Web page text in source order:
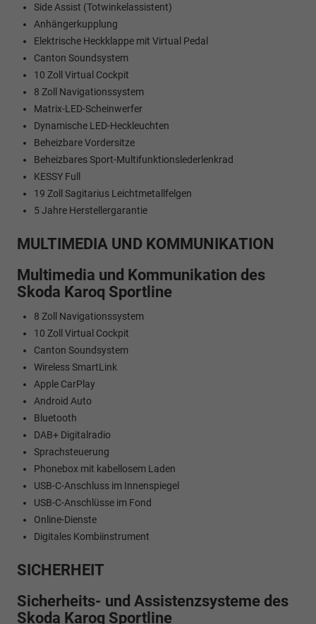
Side Assist (Totwinkelassistent)
Anhängerkupplung
Elektrische Heckklappe mit Virtual Pedal
Canton Soundsystem
10 Zoll Virtual Cockpit
8 Zoll Navigationssystem
Matrix-LED-Scheinwerfer
Dynamische LED-Heckleuchten
Beheizbare Vordersitze
Beheizbares Sport-Multifunktionslederlenkrad
KESSY Full
19 Zoll Sagitarius Leichtmetallfelgen
5 Jahre Herstellergarantie
MULTIMEDIA UND KOMMUNIKATION
Multimedia und Kommunikation des
Skoda Karoq Sportline
8 Zoll Navigationssystem
10 Zoll Virtual Cockpit
Canton Soundsystem
Wireless SmartLink
Apple CarPlay
Android Auto
Bluetooth
DAB+ Digitalradio
Sprachsteuerung
Phonebox mit kabellosem Laden
USB-C-Anschluss im Innenspiegel
USB-C-Anschlüsse im Fond
Online-Dienste
Digitales Kombiinstrument
SICHERHEIT
Sicherheits- und Assistenzsysteme des
Skoda Karoq Sportline